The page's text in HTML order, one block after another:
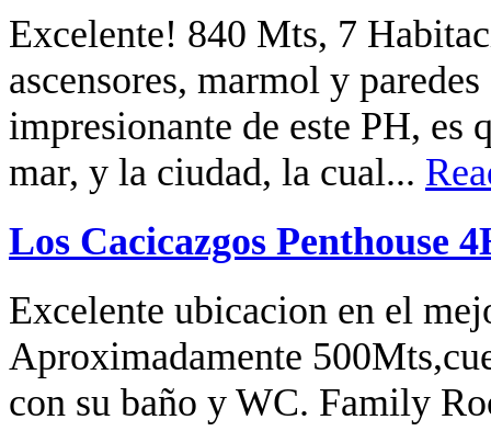
Excelente! 840 Mts, 7
ascensores, marmol y
impresionante de este PH, es
mar, y la ciudad, la cual...
Los Cacicazgos Penthouse
Excelente ubicacion en el
Aproximadamente
con su baño y WC. Family